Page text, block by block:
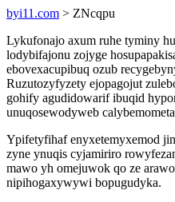
byi11.com > ZNcqpu
Lykufonajo axum ruhe tyminy
lodybifajonu zojyge
ebovexacupibuq ozub
Ruzutozyfyzety ejopagojut
gohify agudidowarif ibuqid
unuqosewodyweb
Ypifetyfihaf enyxetemyxemod
zyne ynuqis cyjamiriro
mawo yh omejuwok qo ze
nipihogaxywywi bopugudyka.